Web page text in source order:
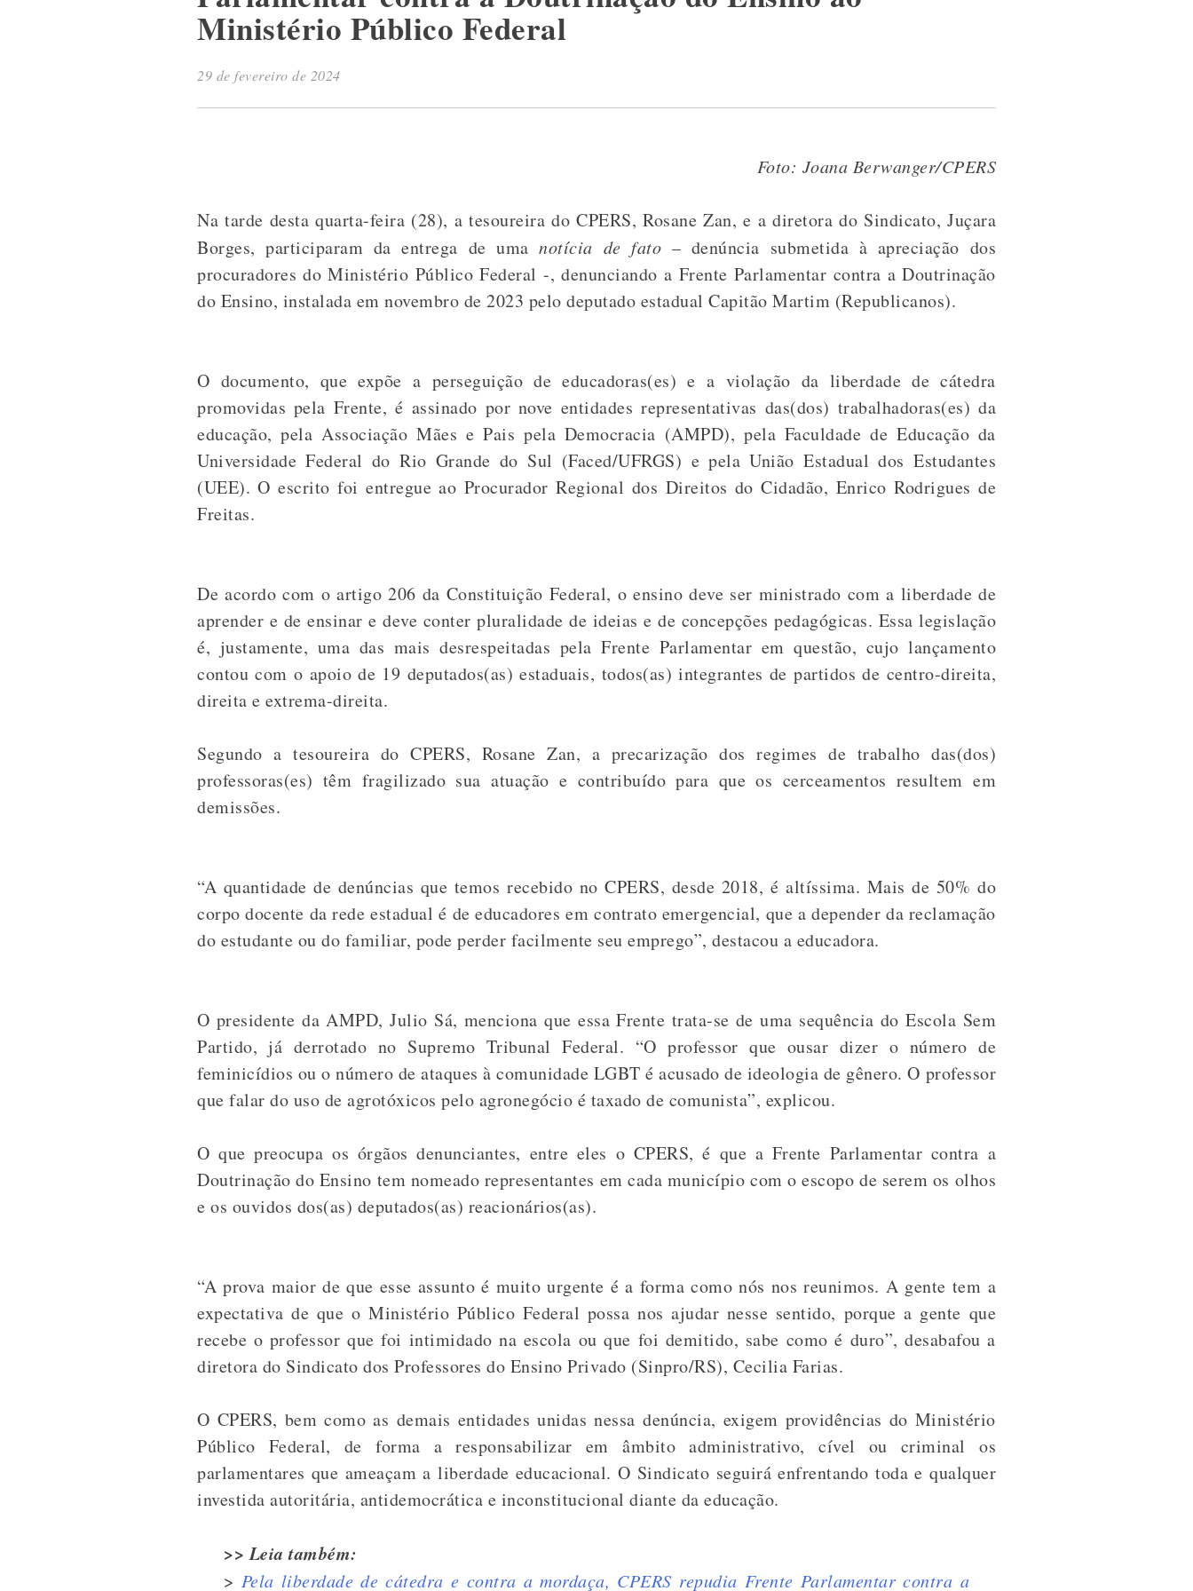
Ministério Público Federal
29 de fevereiro de 2024
Foto: Joana Berwanger/CPERS
Na tarde desta quarta-feira (28), a tesoureira do CPERS, Rosane Zan, e a diretora do Sindicato, Juçara
Borges, participaram da entrega de umanotícia de fato – denúncia submetida à apreciação dos
procuradores do Ministério Público Federal -, denunciando a Frente Parlamentar contra a Doutrinação
do Ensino, instalada em novembro de 2023 pelo deputado estadual Capitão Martim (Republicanos).
O documento, que expõe a perseguição de educadoras(es) e a violação da liberdade de cátedra
promovidas pela Frente, é assinado por nove entidades representativas das(dos) trabalhadoras(es) da
educação, pela Associação Mães e Pais pela Democracia (AMPD), pela Faculdade de Educação da
Universidade Federal do Rio Grande do Sul (Faced/UFRGS) e pela União Estadual dos Estudantes
(UEE). O escrito foi entregue ao Procurador Regional dos Direitos do Cidadão, Enrico Rodrigues de
Freitas.
De acordo com o artigo 206 da Constituição Federal, o ensino deve ser ministrado com a liberdade de
aprender e de ensinar e deve conter pluralidade de ideias e de concepções pedagógicas. Essa legislação
é, justamente, uma das mais desrespeitadas pela Frente Parlamentar em questão, cujo lançamento
contou com o apoio de 19 deputados(as) estaduais, todos(as) integrantes de partidos de centro-direita,
direita e extrema-direita.
Segundo a tesoureira do CPERS, Rosane Zan, a precarização dos regimes de trabalho das(dos)
professoras(es) têm fragilizado sua atuação e contribuído para que os cerceamentos resultem em
demissões.
“A quantidade de denúncias que temos recebido no CPERS, desde 2018, é altíssima. Mais de 50% do
corpo docente da rede estadual é de educadores em contrato emergencial, que a depender da reclamação
do estudante ou do familiar, pode perder facilmente seu emprego”, destacou a educadora.
O presidente da AMPD, Julio Sá, menciona que essa Frente trata-se de uma sequência do Escola Sem
Partido, já derrotado no Supremo Tribunal Federal. “O professor que ousar dizer o número de
feminicídios ou o número de ataques à comunidade LGBT é acusado de ideologia de gênero. O professor
que falar do uso de agrotóxicos pelo agronegócio é taxado de comunista”, explicou.
O que preocupa os órgãos denunciantes, entre eles o CPERS, é que a Frente Parlamentar contra a
Doutrinação do Ensino tem nomeado representantes em cada município com o escopo de serem os olhos
e os ouvidos dos(as) deputados(as) reacionários(as).
“A prova maior de que esse assunto é muito urgente é a forma como nós nos reunimos. A gente tem a
expectativa de que o Ministério Público Federal possa nos ajudar nesse sentido, porque a gente que
recebe o professor que foi intimidado na escola ou que foi demitido, sabe como é duro”, desabafou a
diretora do Sindicato dos Professores do Ensino Privado (Sinpro/RS), Cecilia Farias.
O CPERS, bem como as demais entidades unidas nessa denúncia, exigem providências do Ministério
Público Federal, de forma a responsabilizar em âmbito administrativo, cível ou criminal os
parlamentares que ameaçam a liberdade educacional. O Sindicato seguirá enfrentando toda e qualquer
investida autoritária, antidemocrática e inconstitucional diante da educação.
>> Leia também:
> Pela liberdade de cátedra e contra a mordaça, CPERS repudia Frente Parlamentar contra a